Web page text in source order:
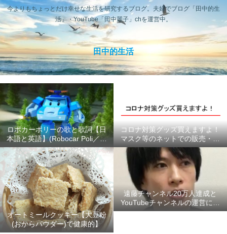
今よりもちょっとだけ幸せな生活を研究するブログ。夫婦でブログ「田中的生
活」・YouTube「田中麗子」chを運営中。
田中的生活
ロボカーポリーの歌と歌詞【日
本語と英語】(Robocar Poli／ロ
ボカーポリス)
コロナ対策グッズ買えますよ！
マスク等のネットでの販売・供
給状況のまとめ #ここにあるよ
ー
オートミールクッキー【大豆粉
(おからパウダー)で健康的】
遠藤チャンネル20万人達成と
YouTubeチャンネルの運営につ
いて【2020年6月】